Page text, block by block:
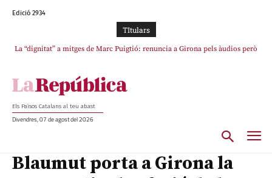
Edició 2934
TItulars
La “dignitat” a mitges de Marc Puigtió: renuncia a Girona pels àudios però
Els Països Catalans al teu abast
Divendres, 07 de agost del 2026
Blaumut porta a Girona la